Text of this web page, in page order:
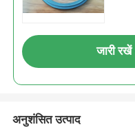
जारी रखें
अनुशंसित उत्पाद